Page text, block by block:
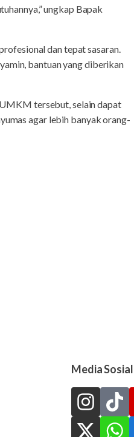
ungkap Bapak
dan tepat sasaran.
bantuan yang diberikan
tersebut, selain dapat
agar lebih banyak orang-
Media Sosial